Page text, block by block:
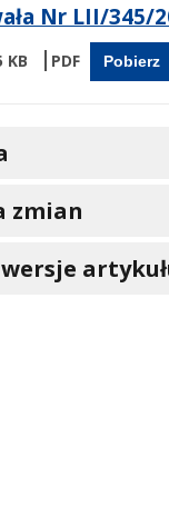
Nr LII/345/
KB Pobierz
zmian